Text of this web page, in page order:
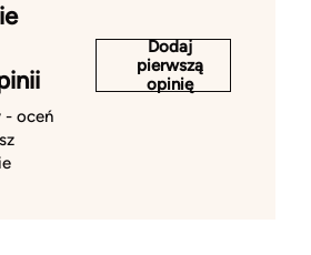
- oceń
Dodaj
pierwszą
opinię